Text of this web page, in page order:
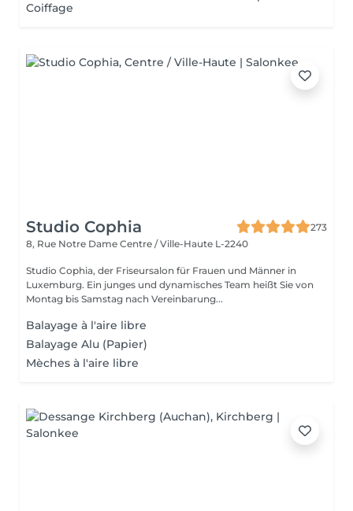
Coiffage
Studio Cophia
273
8, Rue Notre Dame Centre / Ville-Haute L-2240
Studio Cophia, der Friseursalon für Frauen und Männer in
Luxemburg. Ein junges und dynamisches Team heißt Sie von
Montag bis Samstag nach Vereinbarung...
Balayage à l'aire libre
Balayage Alu (Papier)
Mèches à l'aire libre